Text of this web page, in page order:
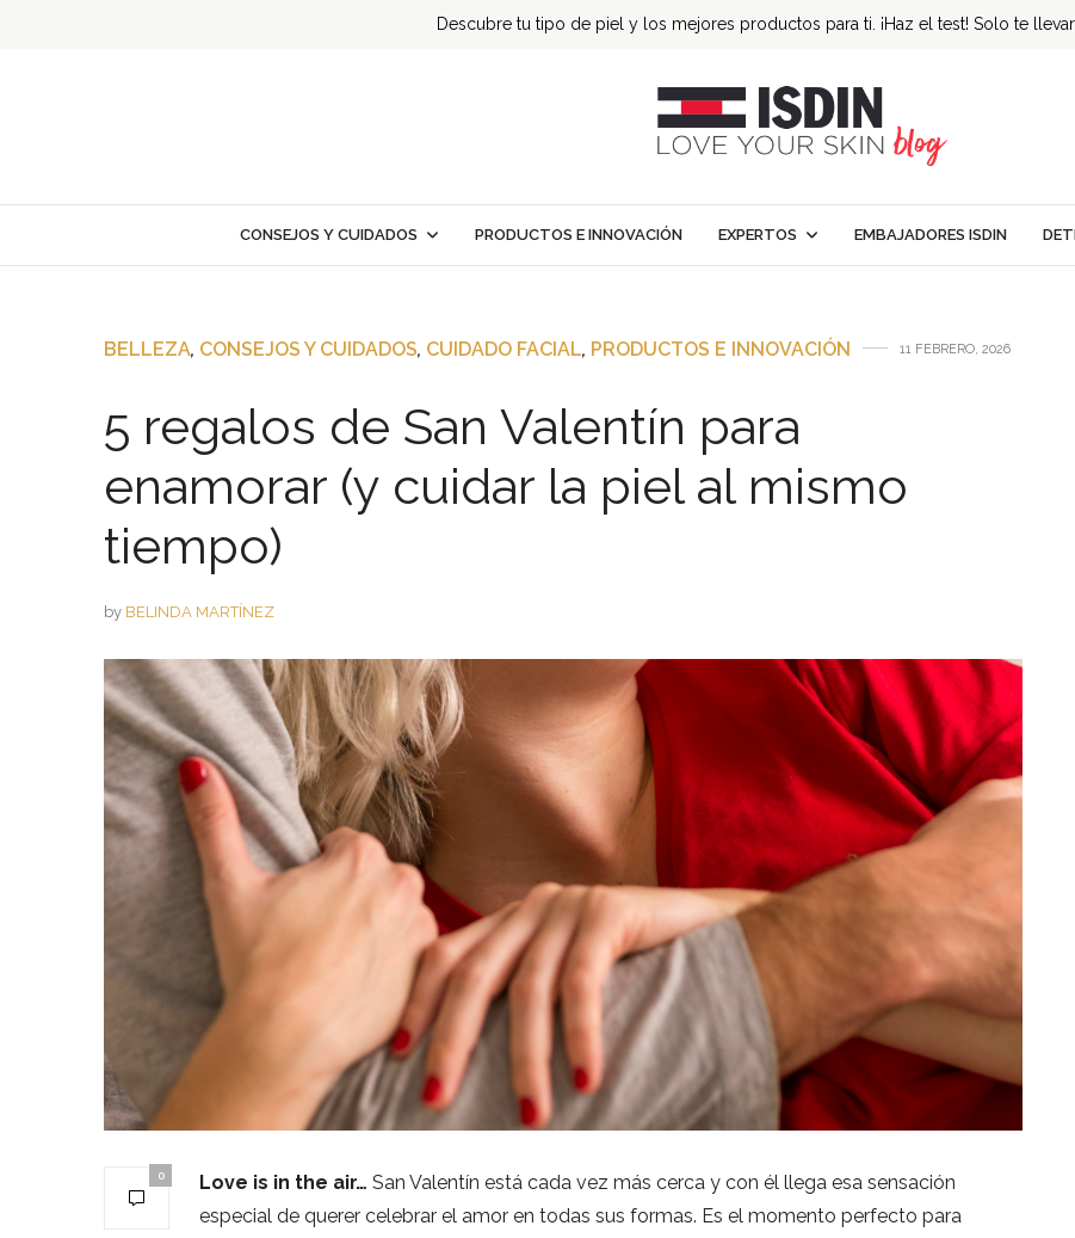
Descubre tu tipo de piel y los mejores productos para ti. ¡Haz el test! Solo te
CONSEJOS Y CUIDADOS PRODUCTOS E INNOVACIÓN EXPERTOS EMBAJADORES ISDIN
BELLEZA, CONSEJOS Y CUIDADOS, CUIDADO FACIAL, PRODUCTOS E INNOVACIÓN 11 FEBRERO, 2026
5 regalos de San Valentín para
enamorar (y cuidar la piel al mismo
tiempo)
by BELINDA MARTÍNEZ
0 Love is in the air… San Valentín está cada vez más cerca y con él llega esa sensación
especial de querer celebrar el amor en todas sus formas. Es el momento perfecto para